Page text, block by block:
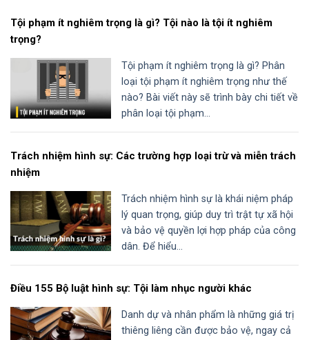
Tội phạm ít nghiêm trọng là gì? Tội nào là tội ít nghiêm
trọng?
Tội phạm ít nghiêm trọng là gì? Phân
loại tội phạm ít nghiêm trọng như thế
nào? Bài viết này sẽ trình bày chi tiết về
phân loại tội phạm...
Trách nhiệm hình sự: Các trường hợp loại trừ và miễn trách
nhiệm
Trách nhiệm hình sự là khái niệm pháp
lý quan trọng, giúp duy trì trật tự xã hội
và bảo vệ quyền lợi hợp pháp của công
dân. Để hiểu...
Điều 155 Bộ luật hình sự: Tội làm nhục người khác
Danh dự và nhân phẩm là những giá trị
thiêng liêng cần được bảo vệ, ngay cả